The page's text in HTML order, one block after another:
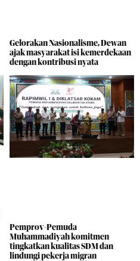
Gelorakan Nasionalisme, Dewan
ajak masyarakat isi kemerdekaan
dengan kontribusi nyata
Pemprov-Pemuda
Muhammadiyah komitmen
tingkatkan kualitas SDM dan
lindungi pekerja migran